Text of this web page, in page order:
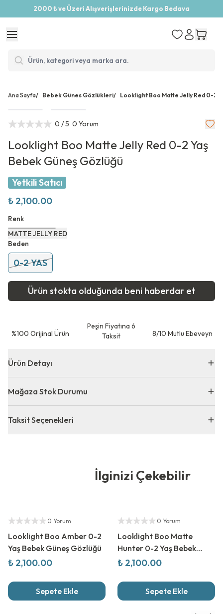
2000 ₺ ve Üzeri Alışverişlerinizde Kargo Bedava
Ana Sayfa/ Bebek Günes Gözlükleri/ Looklight Boo Matte Jelly Red 0-2
0 / 5 0 Yorum
Looklight Boo Matte Jelly Red 0-2 Yaş
Bebek Güneş Gözlüğü
Yetkili Satıcı
₺ 2,100.00
Renk
MATTE JELLY RED
Beden
0-2 YAS
Ürün stokta olduğunda beni haberdar et
⁠%100 Orijinal Ürün
Peşin Fiyatına 6
Taksit
8/10 Mutlu Ebeveyn
Ürün Detayı
Mağaza Stok Durumu
Taksit Seçenekleri
İlginizi Çekebilir
0 Yorum
Looklight Boo Amber 0-2
Yaş Bebek Güneş Gözlüğü
₺ 2,100.00
Sepete Ekle
0 Yorum
Looklight Boo Matte
Hunter 0-2 Yaş Bebek
Güneş Gözlüğü
₺ 2,100.00
Sepete Ekle